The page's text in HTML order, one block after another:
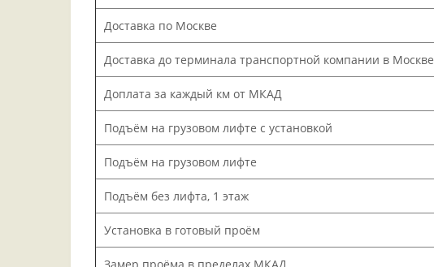
Доставка по Москве
Доставка до терминала транспортной компании в Москве
Доплата за каждый км от МКАД
Подъём на грузовом лифте с установкой
Подъём на грузовом лифте
Подъём без лифта, 1 этаж
Установка в готовый проём
Замер проёма в пределах МКАД